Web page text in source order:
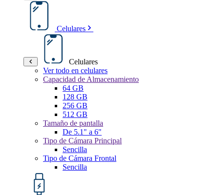
Celulares
Celulares
Ver todo en celulares
Capacidad de Almacenamiento
64 GB
128 GB
256 GB
512 GB
Tamaño de pantalla
De 5.1" a 6"
Tipo de Cámara Principal
Sencilla
Tipo de Cámara Frontal
Sencilla